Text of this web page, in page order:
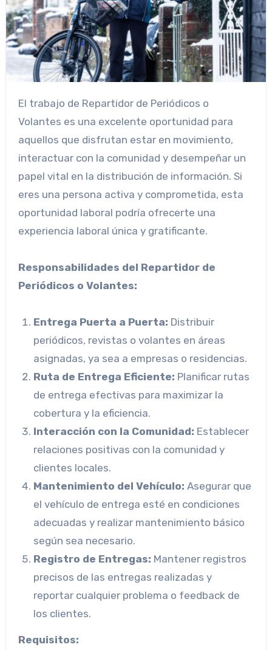
El trabajo de Repartidor de Periódicos o
Volantes es una excelente oportunidad para
aquellos que disfrutan estar en movimiento,
interactuar con la comunidad y desempeñar un
papel vital en la distribución de información. Si
eres una persona activa y comprometida, esta
oportunidad laboral podría ofrecerte una
experiencia laboral única y gratificante.
Responsabilidades del Repartidor de
Periódicos o Volantes:
Entrega Puerta a Puerta: Distribuir
periódicos, revistas o volantes en áreas
asignadas, ya sea a empresas o residencias.
Ruta de Entrega Eficiente: Planificar rutas
de entrega efectivas para maximizar la
cobertura y la eficiencia.
Interacción con la Comunidad: Establecer
relaciones positivas con la comunidad y
clientes locales.
Mantenimiento del Vehículo: Asegurar que
el vehículo de entrega esté en condiciones
adecuadas y realizar mantenimiento básico
según sea necesario.
Registro de Entregas: Mantener registros
precisos de las entregas realizadas y
reportar cualquier problema o feedback de
los clientes.
Requisitos: